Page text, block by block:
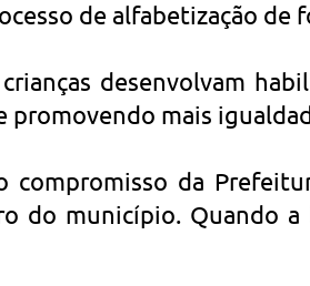
de alfabetização de
desenvolvam
mais
da
do município. Quando